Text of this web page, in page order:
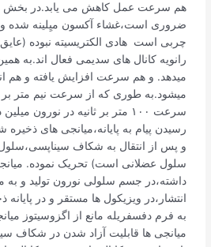
هم سرعت عمل کاهش می یابد.در
ضروری است،غشاء آکسون میِلینه شده
چربی است هادی الکتریسیته نبوده
رانویه کانال های سدیمی فعال اند.به
میدهد. و هم سرعت افزایش یافته و
میشود.به طوری که از سرعت نیم متر بر
سرعت ۱۰۰ متر بر ثانیه در نورون
رسیدن پیام به پایانه،میانجی های ذخیره
و پس از انتقال به شکاف
سلول عضلانی است) تحریک نموده. میانجی
داشته،در جسم سلولی نورون تولید و به
به فرم دفسفریله مانع از اگزوسیتوز
میانجی ها قابلیت آزاد شدن در شکاف